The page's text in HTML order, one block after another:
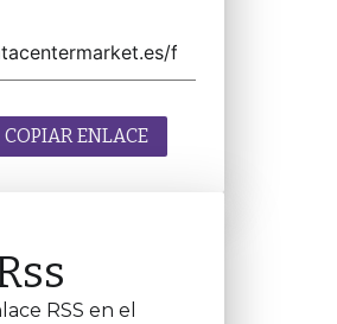
COPIAR ENLACE
RSS en el